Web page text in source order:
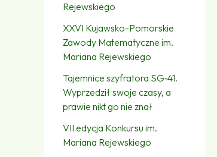
Rejewskiego
XXVI Kujawsko-Pomorskie
Zawody Matematyczne im.
Mariana Rejewskiego
Tajemnice szyfratora SG‑41.
Wyprzedził swoje czasy, a
prawie nikt go nie znał
VII edycja Konkursu im.
Mariana Rejewskiego